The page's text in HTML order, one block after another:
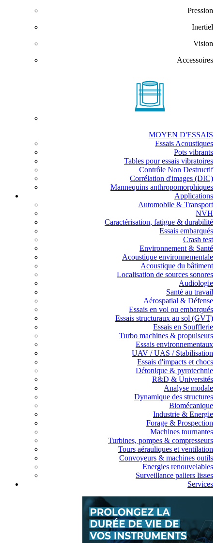
Pression
Inertiel
Vision
Accessoires
MOYEN D'ESSAIS
Essais Acoustiques
Pots vibrants
Tables pour essais vibratoires
Contrôle Non Destructif
Corrélation d'images (DIC)
Mannequins anthropomorphiques
Applications
Automobile & Transport
NVH
Caractérisation, fatigue & durabilité
Essais embarqués
Crash test
Environnement & Santé
Acoustique environnementale
Acoustique du bâtiment
Localisation de sources sonores
Audiologie
Santé au travail
Aérospatial & Défense
Essais en vol ou embarqués
Essais structuraux au sol (GVT)
Essais en Soufflerie
Turbo machines & propulseurs
Essais environnementaux
UAV / UAS / Stabilisation
Essais d'impacts et chocs
Détonique & pyrotechnie
R&D & Universités
Analyse modale
Dynamique des structures
Biomécanique
Industrie & Energie
Forage & Prospection
Machines tournantes
Turbines, pompes & compresseurs
Tours aérauliques et ventilation
Convoyeurs & machines outils
Energies renouvelables
Surveillance paliers lisses
Services